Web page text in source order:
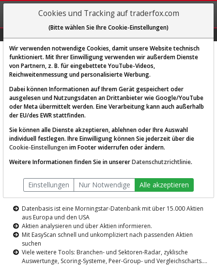
REGIS-
TRIEREN
Diese Funktion ist nur für
AKTIEN-TERMINAL
Die Aktienanalyse-Plattform von
TraderFox
Datenbasis ist eine Morningstar-Datenbank mit über 15.000 Aktien
aus Europa und den USA
Aktien analysieren und über Aktien informieren.
Mit EasyScan schnell und unkompliziert nach passenden Aktien
suchen
Viele weitere Tools: Branchen- und Sektoren-Radar, zyklische
Auswertunge, Scoring-Systeme, Peer-Group- und Vergleichscharts....
Cookies und Tracking auf traderfox.com
(Bitte wählen Sie Ihre Cookie-Einstellungen)
Wir verwenden notwendige Cookies, damit unsere Website technisch
funktioniert. Mit Ihrer Einwilligung verwenden wir außerdem Dienste
von Partnern, z. B. für eingebettete YouTube-Videos,
Reichweitenmessung und personalisierte Werbung.
Dabei können Informationen auf Ihrem Gerät gespeichert oder
ausgelesen und Nutzungsdaten an Drittanbieter wie Google/YouTube
oder Meta übermittelt werden. Eine Verarbeitung kann auch außerhalb
der EU/des EWR stattfinden.
Sie können alle Dienste akzeptieren, ablehnen oder Ihre Auswahl
individuell festlegen. Ihre Einwilligung können Sie jederzeit über die
Cookie-Einstellungen im Footer widerrufen oder ändern.
Weitere Informationen finden Sie in unsererDatenschutzrichtlinie.
Einstellungen Nur Notwendige Alle akzeptieren